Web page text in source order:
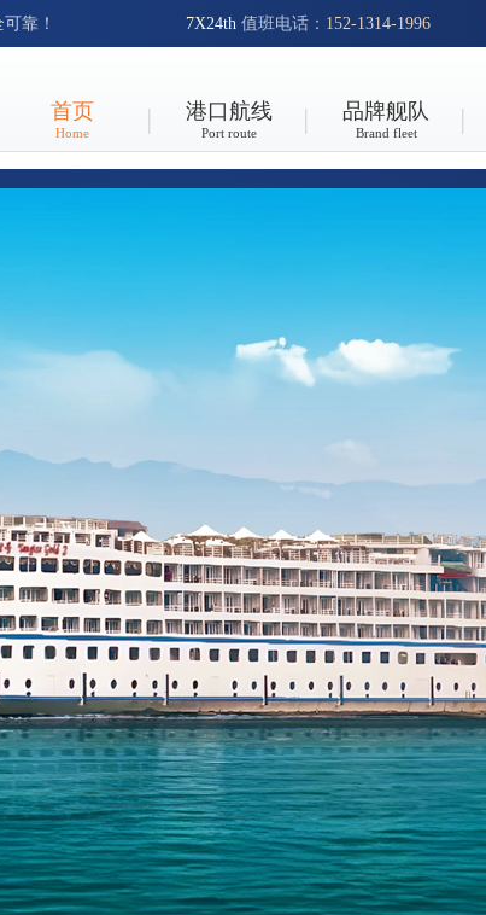
靠！ 7X24th 值班电话： 152-1314-1996
首页
Home
港口航线
Port route
品牌舰队
Brand fleet